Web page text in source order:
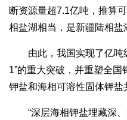
断资源量超7.1亿吨，推算
相盐湖相当，是新疆陆相盐
由此，我国实现了亿吨
1”的重大突破，并重塑全
钾盐和海相可溶性固体钾盐
“深层海相钾盐埋藏深、